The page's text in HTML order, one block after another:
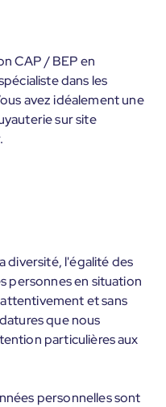
CAP / BEP en
dans les
avez idéalement une
sur site
diversité, l'égalité des
personnes en situation
et sans
que nous
particulières aux
personnelles sont